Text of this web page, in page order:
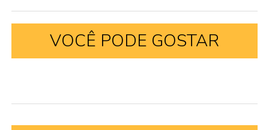
VOCÊ PODE GOSTAR